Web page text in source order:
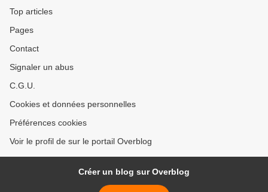
Top articles
Pages
Contact
Signaler un abus
C.G.U.
Cookies et données personnelles
Préférences cookies
Voir le profil de sur le portail Overblog
Créer un blog sur Overblog